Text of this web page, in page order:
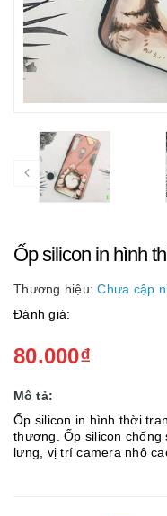
Ốp silicon in hình
Thương hiệu: Chưa cập
Đánh giá:
80.000₫
Mô tả:
Ốp silicon in hình thời
thương. Ốp silicon chống
lưng, vị trí camera nhô